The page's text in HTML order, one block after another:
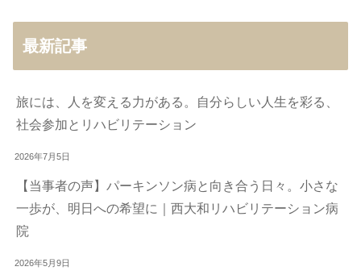
最新記事
旅には、人を変える力がある。自分らしい人生を彩る、
社会参加とリハビリテーション
2026年7月5日
【当事者の声】パーキンソン病と向き合う日々。小さな
一歩が、明日への希望に｜西大和リハビリテーション病
院
2026年5月9日